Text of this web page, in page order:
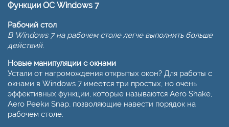
Функции ОС Windows 7
Рабочий стол
В Windows 7 на рабочем столе легче выполнить больше
действий.
Новые манипуляции с окнами
Устали от нагромождения открытых окон? Для работы с
окнами в Windows 7 имеется три простых, но очень
эффективных функции, которые называются Aero Shake,
Aero Peekи Snap, позволяющие навести порядок на
рабочем столе.